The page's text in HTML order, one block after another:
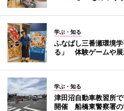
学ぶ・知る
ふなばし三番瀬環境
る」 体験ゲームや展
学ぶ・知る
津田沼自動車教習所
開催 船橋東警察署の